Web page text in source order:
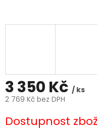
3 350 Kč / ks
2 769 Kč bez DPH
cena:
Dostupnost